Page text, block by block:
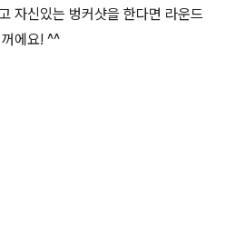
자신있는 벙커샷을 한다면 라운드
에요! ^^